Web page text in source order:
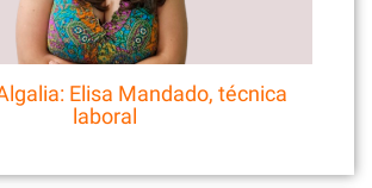
Elisa Mandado, técnica
laboral